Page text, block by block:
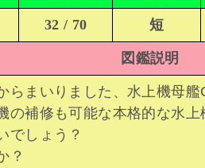
32 / 70 短
図鑑説明
らまいりました、水上機母艦
の補修も可能な本格的な水上
でしょう？
？